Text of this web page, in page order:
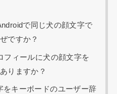
で同じ犬の顔文字で
ですか？
フィールに犬の顔文字を
りますか？
をキーボードのユーザー辞